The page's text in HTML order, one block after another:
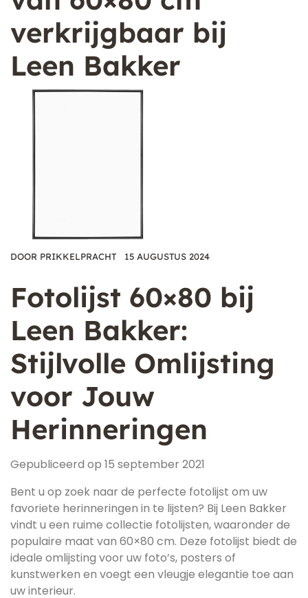
verkrijgbaar bij
Leen Bakker
DOOR PRIKKELPRACHT 15 AUGUSTUS 2024
Fotolijst 60×80 bij
Leen Bakker:
Stijlvolle Omlijsting
voor Jouw
Herinneringen
Gepubliceerd op 15 september 2021
Bent u op zoek naar de perfecte fotolijst om uw
favoriete herinneringen in te lijsten? Bij Leen Bakker
vindt u een ruime collectie fotolijsten, waaronder de
populaire maat van 60×80 cm. Deze fotolijst biedt de
ideale omlijsting voor uw foto’s, posters of
kunstwerken en voegt een vleugje elegantie toe aan
uw interieur.